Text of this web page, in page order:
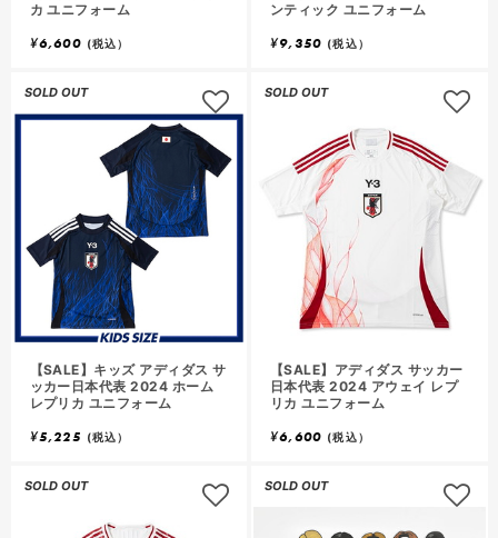
カ ユニフォーム
¥6,600 (税込）
ンティック ユニフォーム
¥9,350 (税込）
SOLD OUT
【SALE】キッズ アディダス サ
ッカー日本代表 2024 ホーム
レプリカ ユニフォーム
¥5,225 (税込）
SOLD OUT
【SALE】アディダス サッカー
日本代表 2024 アウェイ レプ
リカ ユニフォーム
¥6,600 (税込）
SOLD OUT SOLD OUT